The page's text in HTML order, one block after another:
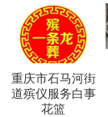
重庆市石马河街
道殡仪服务白事
花篮